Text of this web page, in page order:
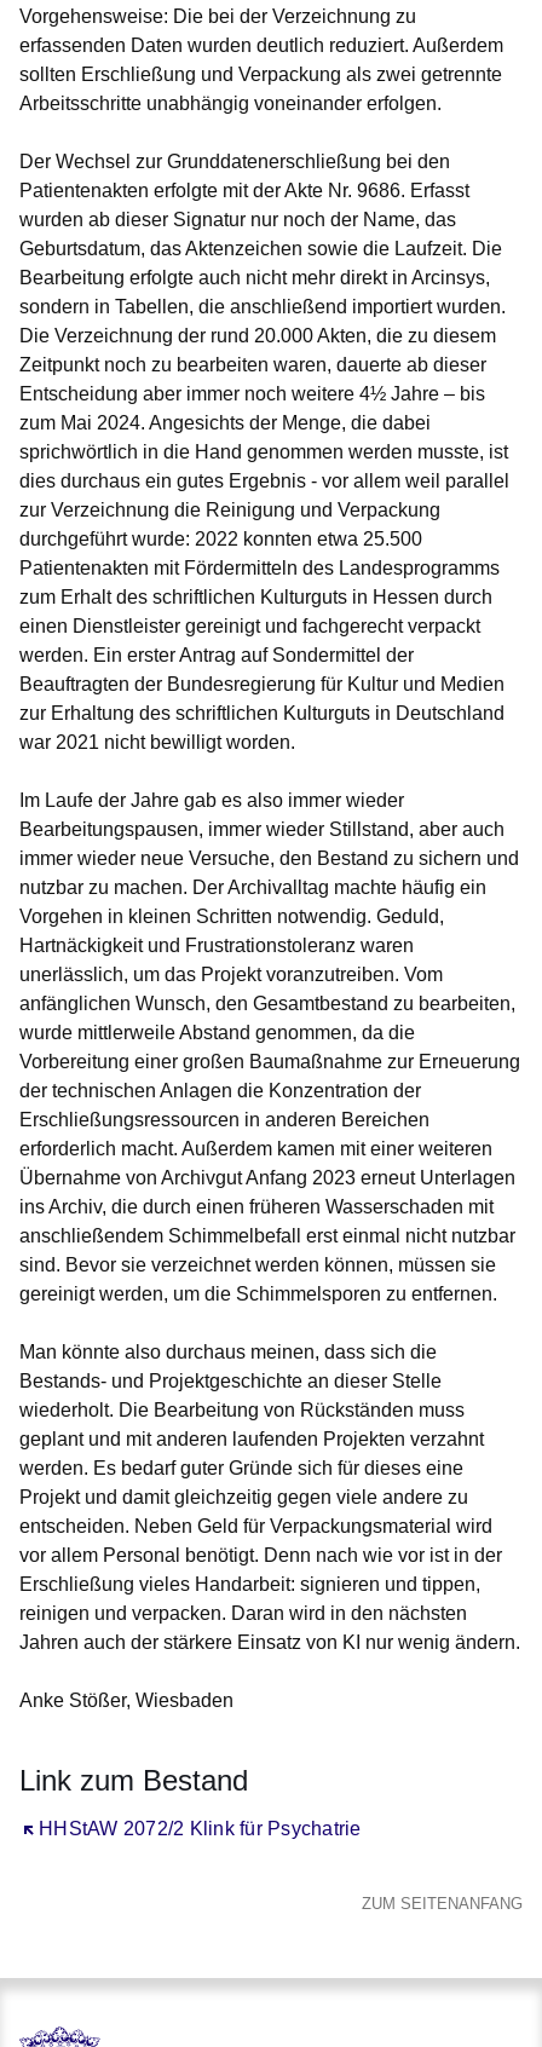
Vorgehensweise: Die bei der Verzeichnung zu
erfassenden Daten wurden deutlich reduziert. Außerdem
sollten Erschließung und Verpackung als zwei getrennte
Arbeitsschritte unabhängig voneinander erfolgen.
Der Wechsel zur Grunddatenerschließung bei den
Patientenakten erfolgte mit der Akte Nr. 9686. Erfasst
wurden ab dieser Signatur nur noch der Name, das
Geburtsdatum, das Aktenzeichen sowie die Laufzeit. Die
Bearbeitung erfolgte auch nicht mehr direkt in Arcinsys,
sondern in Tabellen, die anschließend importiert wurden.
Die Verzeichnung der rund 20.000 Akten, die zu diesem
Zeitpunkt noch zu bearbeiten waren, dauerte ab dieser
Entscheidung aber immer noch weitere 4½ Jahre – bis
zum Mai 2024. Angesichts der Menge, die dabei
sprichwörtlich in die Hand genommen werden musste, ist
dies durchaus ein gutes Ergebnis - vor allem weil parallel
zur Verzeichnung die Reinigung und Verpackung
durchgeführt wurde: 2022 konnten etwa 25.500
Patientenakten mit Fördermitteln des Landesprogramms
zum Erhalt des schriftlichen Kulturguts in Hessen durch
einen Dienstleister gereinigt und fachgerecht verpackt
werden. Ein erster Antrag auf Sondermittel der
Beauftragten der Bundesregierung für Kultur und Medien
zur Erhaltung des schriftlichen Kulturguts in Deutschland
war 2021 nicht bewilligt worden.
Im Laufe der Jahre gab es also immer wieder
Bearbeitungspausen, immer wieder Stillstand, aber auch
immer wieder neue Versuche, den Bestand zu sichern und
nutzbar zu machen. Der Archivalltag machte häufig ein
Vorgehen in kleinen Schritten notwendig. Geduld,
Hartnäckigkeit und Frustrationstoleranz waren
unerlässlich, um das Projekt voranzutreiben. Vom
anfänglichen Wunsch, den Gesamtbestand zu bearbeiten,
wurde mittlerweile Abstand genommen, da die
Vorbereitung einer großen Baumaßnahme zur Erneuerung
der technischen Anlagen die Konzentration der
Erschließungsressourcen in anderen Bereichen
erforderlich macht. Außerdem kamen mit einer weiteren
Übernahme von Archivgut Anfang 2023 erneut Unterlagen
ins Archiv, die durch einen früheren Wasserschaden mit
anschließendem Schimmelbefall erst einmal nicht nutzbar
sind. Bevor sie verzeichnet werden können, müssen sie
gereinigt werden, um die Schimmelsporen zu entfernen.
Man könnte also durchaus meinen, dass sich die
Bestands- und Projektgeschichte an dieser Stelle
wiederholt. Die Bearbeitung von Rückständen muss
geplant und mit anderen laufenden Projekten verzahnt
werden. Es bedarf guter Gründe sich für dieses eine
Projekt und damit gleichzeitig gegen viele andere zu
entscheiden. Neben Geld für Verpackungsmaterial wird
vor allem Personal benötigt. Denn nach wie vor ist in der
Erschließung vieles Handarbeit: signieren und tippen,
reinigen und verpacken. Daran wird in den nächsten
Jahren auch der stärkere Einsatz von KI nur wenig ändern.
Anke Stößer, Wiesbaden
Link zum Bestand
HHStAW 2072/2 Klink für Psychatrie
Öffnet sich in einem neuen Fenster
ZUM SEITENANFANG